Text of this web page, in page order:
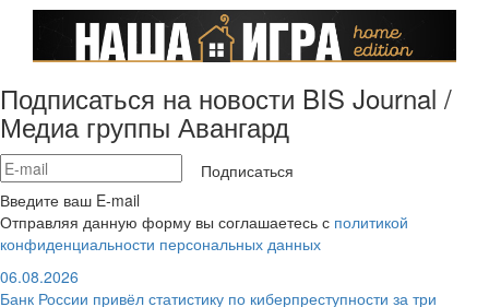
Подписаться на новости BIS Journal /
Медиа группы Авангард
Подписаться
Введите ваш E-mail
Отправляя данную форму вы соглашаетесь с политикой
конфиденциальности персональных данных
06.08.2026
Банк России привёл статистику по киберпреступности за три